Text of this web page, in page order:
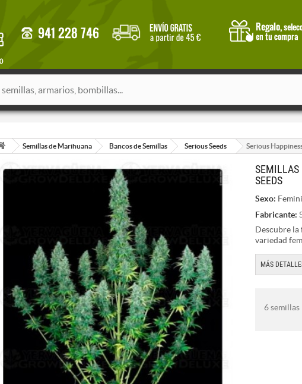
Semillas de Marihuana Bancos de Semillas Serious Seeds Serious
SEMILLAS
SEEDS
Sexo:
Fabricante:
Descubre la
variedad
MÁS
6 semillas